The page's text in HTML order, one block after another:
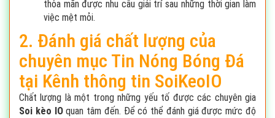
thỏa mãn được nhu cầu giải trí sau những thời gian làm
việc mệt mỏi.
2. Đánh giá chất lượng của
chuyên mục Tin Nóng Bóng Đá
tại Kênh thông tin SoiKeoIO
Chất lượng là một trong những yếu tố được các chuyên gia
Soi kèo IOquan tâm đến. Để có thể đánh giá được mức độ